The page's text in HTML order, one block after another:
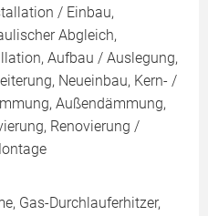
/ Einbau,
Abgleich,
Aufbau / Auslegung,
Neueinbau, Kern- /
Außendämmung,
Renovierung /
Gas-Durchlauferhitzer,